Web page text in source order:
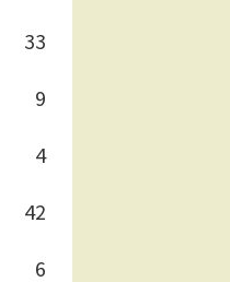
33
9
4
42
6